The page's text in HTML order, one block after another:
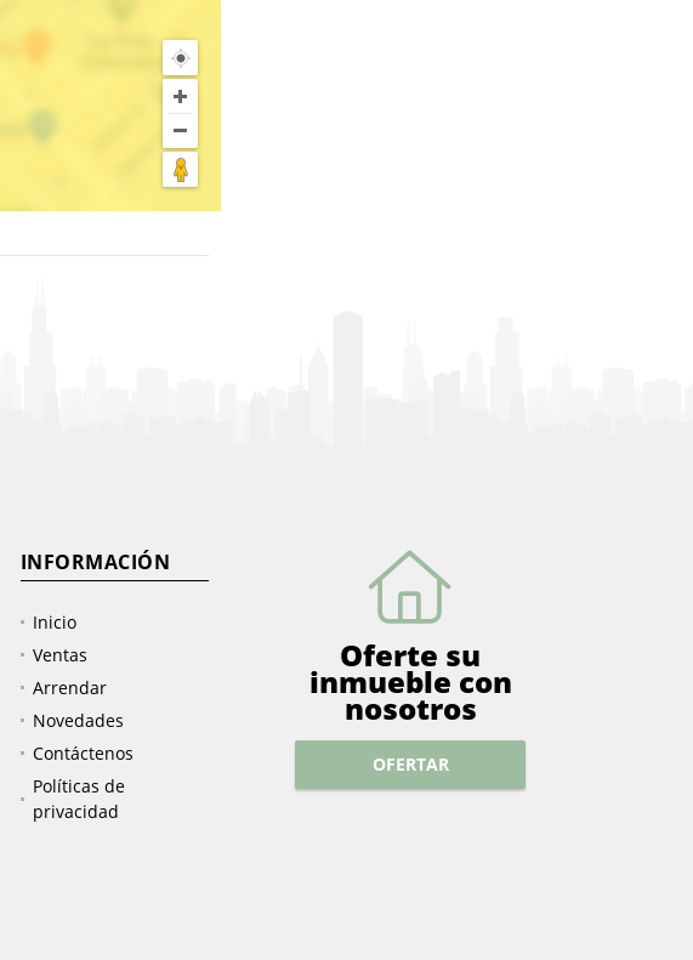
INFORMACIÓN
Inicio
Ventas
Arrendar
Novedades
Contáctenos
Políticas de
privacidad
Oferte su
inmueble con
nosotros
OFERTAR